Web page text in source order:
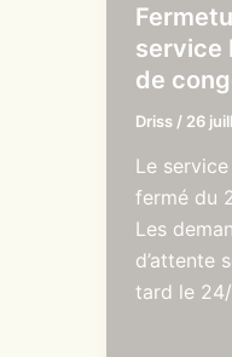
service
de
Driss / 26
Le
fermé du
Les
d’attente
tard le